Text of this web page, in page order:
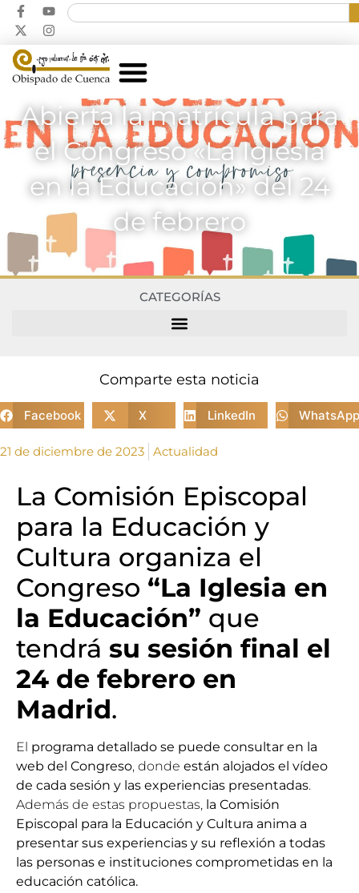
Abierta la matrícula para
el Congreso «La Iglesia
en la Educación» del 24
de febrero
CATEGORÍAS
Comparte esta noticia
Facebook X LinkedIn WhatsApp
21 de diciembre de 2023 Actualidad
La Comisión Episcopal
para la Educación y
Cultura organiza el
Congreso “La Iglesia en
la Educación” que
tendrá su sesión final el
24 de febrero en
Madrid.
El programa detallado se puede consultar en la
web del Congreso, donde están alojados el vídeo
de cada sesión y las experiencias presentadas.
Además de estas propuestas, la Comisión
Episcopal para la Educación y Cultura anima a
presentar sus experiencias y su reflexión a todas
las personas e instituciones comprometidas en la
educación católica.